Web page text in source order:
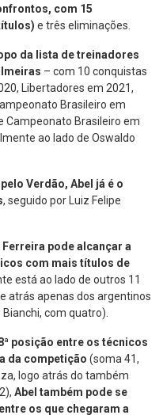
com 15
e três eliminações.
da lista de treinadores
– com 10 conquistas
Libertadores em 2021,
Brasileiro em
Campeonato Brasileiro em
ao lado de Oswaldo
Verdão, Abel já é o
, seguido por Luiz Felipe
Ferreira pode alcançar a
com mais títulos de
está ao lado de outros 11
atrás apenas dos argentinos
com quatro).
posição entre os técnicos
da competição (soma 41,
logo atrás do também
Abel também pode se
os que chegaram a